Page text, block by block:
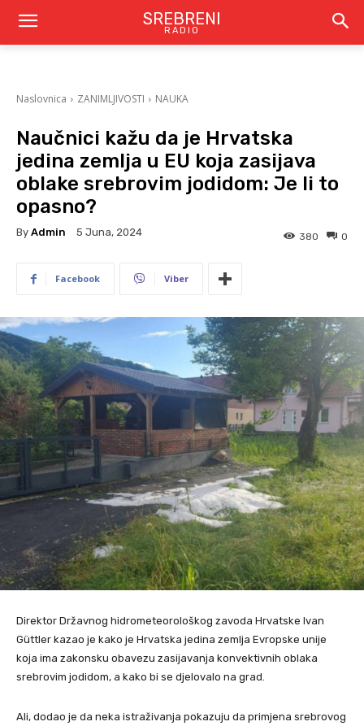
SREBRENI
RADIO
Naslovnica ZANIMLJIVOSTI NAUKA
Naučnici kažu da je Hrvatska
jedina zemlja u EU koja zasijava
oblake srebrovim jodidom: Je li to
opasno?
By Admin 5 Juna, 2024 0
380
Facebook Viber
Direktor Državnog hidrometeorološkog zavoda Hrvatske Ivan
Güttler kazao je kako je Hrvatska jedina zemlja Evropske unije
koja ima zakonsku obavezu zasijavanja konvektivnih oblaka
srebrovim jodidom, a kako bi se djelovalo na grad.
Ali, dodao je da neka istraživanja pokazuju da primjena srebrovog